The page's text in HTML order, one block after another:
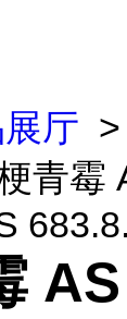
厅 >
青霉
AS